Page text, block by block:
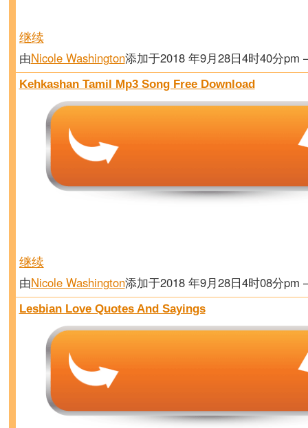
继续
由Nicole Washington添加于2018 年9月28日4时40分
Kehkashan Tamil Mp3 Song Free Download
继续
由Nicole Washington添加于2018 年9月28日4时08分
Lesbian Love Quotes And Sayings